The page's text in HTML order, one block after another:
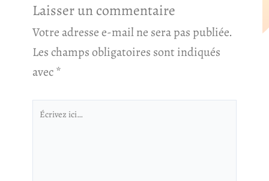
Laisser un commentaire
Votre adresse e-mail ne sera pas publiée.
Les champs obligatoires sont indiqués
avec*
Écrivez